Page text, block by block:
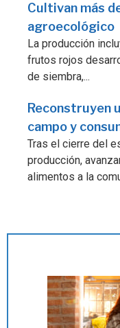
Cultivan más
agroecológico
La producción
frutos rojos
de siembra,...
Reconstruyen
campo y
Tras el cierre del
producción,
alimentos a la